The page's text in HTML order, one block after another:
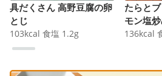
具だくさん 高野豆腐の卵
とじ
103kcal 食塩 1.2g
たらと
モン塩
136kcal